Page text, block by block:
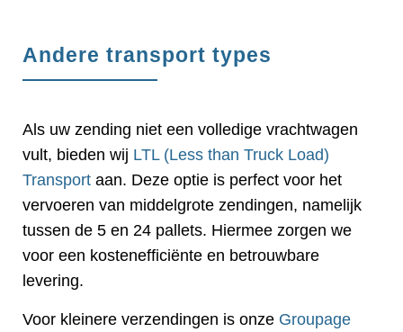
Andere transport types
Als uw zending niet een volledige vrachtwagen
vult, bieden wij LTL (Less than Truck Load)
Transport aan. Deze optie is perfect voor het
vervoeren van middelgrote zendingen, namelijk
tussen de 5 en 24 pallets. Hiermee zorgen we
voor een kostenefficiënte en betrouwbare
levering.
Voor kleinere verzendingen is onze Groupage